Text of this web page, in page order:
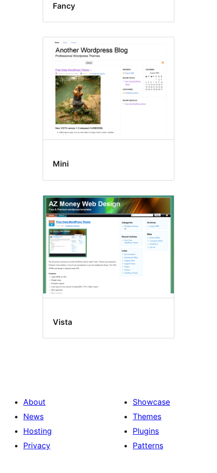
Fancy
Mini
Vista
About
News
Hosting
Privacy
Showcase
Themes
Plugins
Patterns